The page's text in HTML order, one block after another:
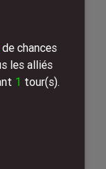
de chances
les alliés
1 tour(s).